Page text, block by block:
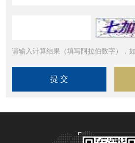
请输入计算结果（填写阿拉伯数字），